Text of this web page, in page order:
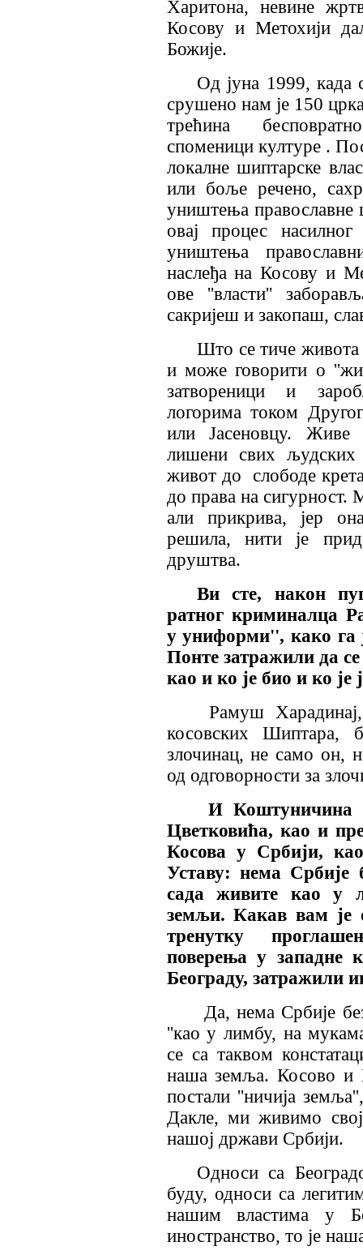
Харитона, невине
Косову и Метохији
Божије.
Од јуна 1999,
срушено нам је 150
трећина
споменици културе .
локалне шиптарске
или боље речено,
уништења православне
овај процес
уништења
наслеђа на Косову и
ове ''власти''
сакријеш и закопаш,
Што се тиче живота
и може говорити о
затвореници и
логорима током
или Јасеновцу. Живе
лишени свих
живот до слободе
до права на сигурност.
али прикрива, јер
решила, нити је
друштва.
Ви сте, након
ратног криминалца
у униформи'', како га
Понте затражили да
као и ко је био и ко
Рамуш
косовских Шиптара,
злочинац, не само он,
од одговорности за
И Коштуничина
Цветковића, као и
Косова у Србији,
Уставу: нема Србије
сада живите као у
земљи. Какав вам је
тренутку
поверења у западне
Београду, затражили
Да, нема Србије
''као у лимбу, на
се са таквом
наша земља. Косово и
постали ''ничија
Дакле, ми живимо
нашој држави Србији.
Односи са
буду, односи са
нашим властима у
иностранство, то је